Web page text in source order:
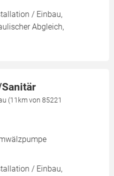
/ Einbau,
Abgleich,
(11km von 85221
/ Einbau,